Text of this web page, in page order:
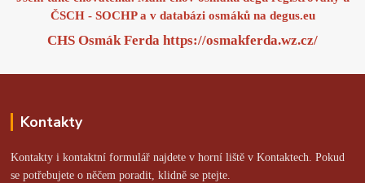
ČSCH - SOCHP a v databázi osmáků na degus.eu
CHS Osmák Ferda https://osmakferda.wz.cz/
Kontakty
Kontakty i kontaktní formulář najdete v horní liště v Kontaktech. Pokud
se potřebujete o něčem poradit, klidně se ptejte.